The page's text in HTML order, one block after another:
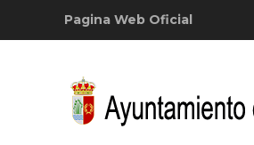
Pagina Web Oficial